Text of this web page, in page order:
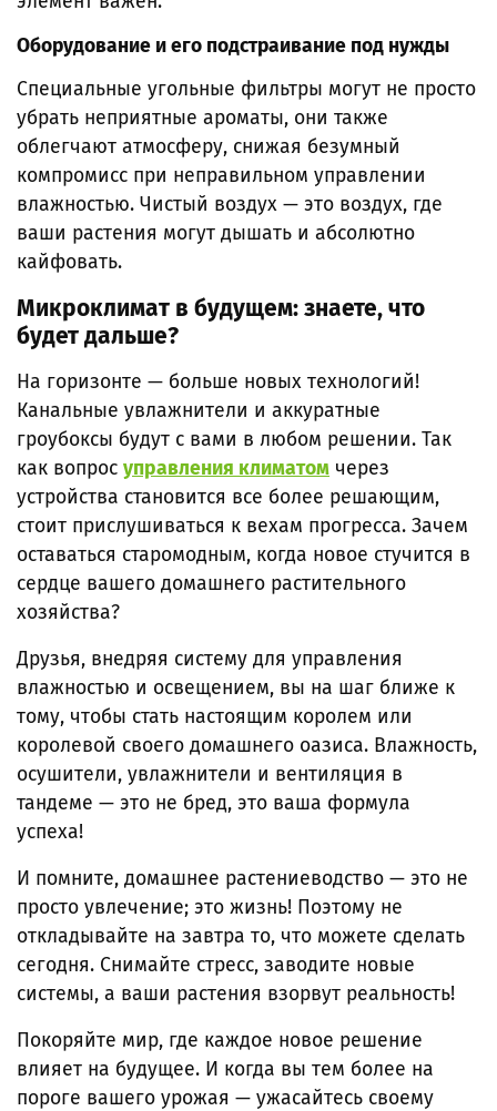
Оборудование и его подстраивание под нужды
Специальные угольные фильтры могут не просто
убрать неприятные ароматы, они также
облегчают атмосферу, снижая безумный
компромисс при неправильном управлении
влажностью. Чистый воздух — это воздух, где
ваши растения могут дышать и абсолютно
кайфовать.
Микроклимат в будущем: знаете, что
будет дальше?
На горизонте — больше новых технологий!
Канальные увлажнители и аккуратные
гроубоксы будут с вами в любом решении. Так
как вопрос управления климатом через
устройства становится все более решающим,
стоит прислушиваться к вехам прогресса. Зачем
оставаться старомодным, когда новое стучится в
сердце вашего домашнего растительного
хозяйства?
Друзья, внедряя систему для управления
влажностью и освещением, вы на шаг ближе к
тому, чтобы стать настоящим королем или
королевой своего домашнего оазиса. Влажность,
осушители, увлажнители и вентиляция в
тандеме — это не бред, это ваша формула
успеха!
И помните, домашнее растениеводство — это не
просто увлечение; это жизнь! Поэтому не
откладывайте на завтра то, что можете сделать
сегодня. Снимайте стресс, заводите новые
системы, а ваши растения взорвут реальность!
Покоряйте мир, где каждое новое решение
влияет на будущее. И когда вы тем более на
пороге вашего урожая — ужасайтесь своему